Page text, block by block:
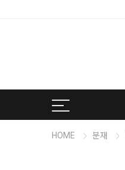
HOME 분재